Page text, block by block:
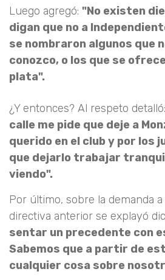
Luego agregó: "No existen
digan que no a
se nombraron algunos que
conozco, o los que se
plata".
¿Y entonces? Al respeto detalló:
calle me pide que deje a
querido en el club y por los
que dejarlo trabajar
viendo".
Por último, sobre la demanda
directiva anterior se explayó
sentar un precedente con
Sabemos que a partir de
cualquier cosa sobre